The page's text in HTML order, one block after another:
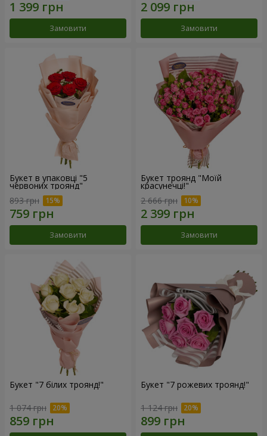
Замовити Замовити
Букет в упаковці "5
червоних троянд"
893 грн
Замовити
Букет троянд "Моїй
красунечці!"
2 666 грн
Замовити
Букет "7 білих троянд!"
1 074 грн
Букет "7 рожевих троянд!"
1 124 грн